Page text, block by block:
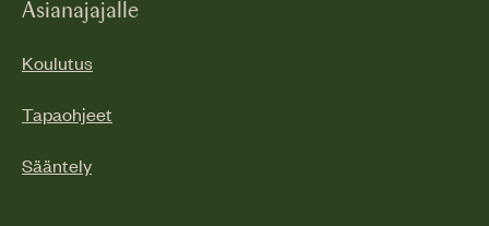
Asianajajalle
Koulutus
Tapaohjeet
Sääntely